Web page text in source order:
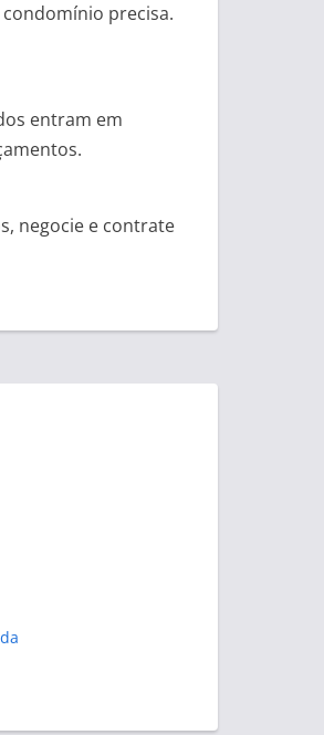
precisa.
entram em
negocie e contrate